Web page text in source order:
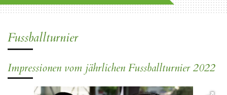
Fussballturnier
Impressionen vom jährlichen Fussballturnier 2022